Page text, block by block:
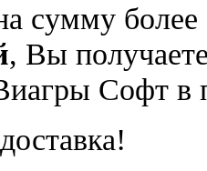
сумму более
, Вы
Софт в